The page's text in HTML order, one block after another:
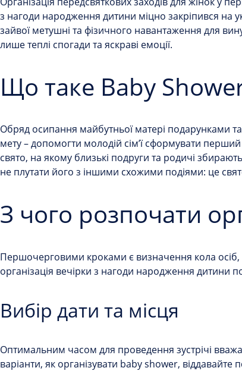
з нагоди народження дитини міцно закріпився на
зайвої метушні та фізичного навантаження для
лише теплі спогади та яскраві емоції.
Що таке Baby
Обряд осипання майбутньої матері подарунками
мету – допомогти молодій сім’ї сформувати
свято, на якому близькі подруги та родичі
не плутати його з іншими схожими подіями: це
З чого розпочати
Першочерговими кроками є визначення кола осіб,
організація вечірки з нагоди народження дитини
Вибір дати та місця
Оптимальним часом для проведення зустрічі
варіанти, як організувати baby shower, віддавайте